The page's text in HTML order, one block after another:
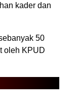
kader dan
50
oleh KPUD